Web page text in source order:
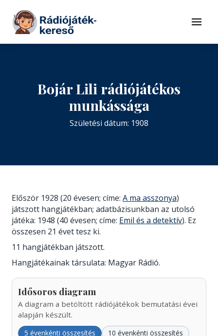
Tovább a tartalomhoz
Menü
Bojár Lili rádiójátékos
munkássága
Születési dátum: 1908
Először 1928 (20 évesen; címe: A ma asszonya)
játszott hangjátékban; adatbázisunkban az utolsó
játéka: 1948 (40 évesen; címe: Emil és a detektív). Ez
összesen 21 évet tesz ki.
11 hangjátékban játszott.
Hangjátékainak társulata: Magyar Rádió.
Idősoros diagram
A diagram a betöltött rádiójátékok bemutatási évei
alapján készült.
5 évenkénti összesítés 10 évenkénti összesítés